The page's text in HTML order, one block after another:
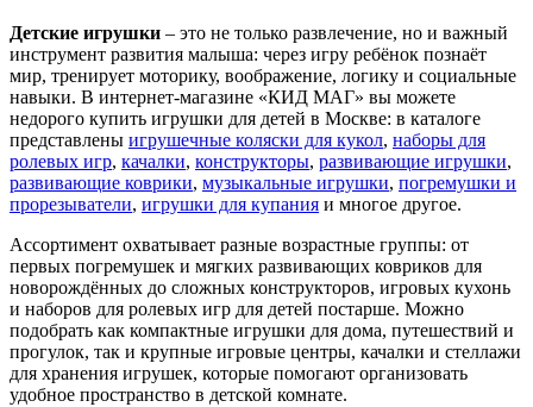
Детские игрушки – это не только развлечение, но и важный
инструмент развития малыша: через игру ребёнок познаёт
мир, тренирует моторику, воображение, логику и социальные
навыки. В интернет‑магазине «КИД МАГ» вы можете
недорого купить игрушки для детей в Москве: в каталоге
представлены игрушечные коляски для кукол, наборы для
ролевых игр, качалки, конструкторы, развивающие игрушки,
развивающие коврики, музыкальные игрушки, погремушки и
прорезыватели, игрушки для купания и многое другое.
Ассортимент охватывает разные возрастные группы: от
первых погремушек и мягких развивающих ковриков для
новорождённых до сложных конструкторов, игровых кухонь
и наборов для ролевых игр для детей постарше. Можно
подобрать как компактные игрушки для дома, путешествий и
прогулок, так и крупные игровые центры, качалки и стеллажи
для хранения игрушек, которые помогают организовать
удобное пространство в детской комнате.